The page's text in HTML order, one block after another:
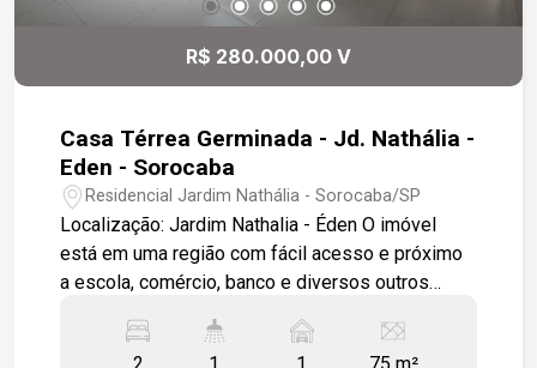
R$ 280.000,00 V
Casa Térrea Germinada - Jd. Nathália -
Eden - Sorocaba
Residencial Jardim Nathália - Sorocaba/SP
Localização: Jardim Nathalia - Éden O imóvel
está em uma região com fácil acesso e próximo
a escola, comércio, banco e diversos outros
comodidade para o dia a dia. Características do